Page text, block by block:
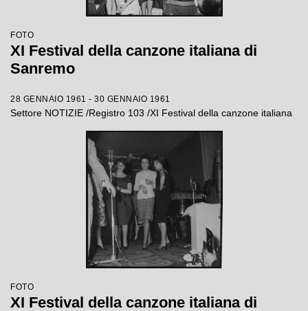
FOTO
XI Festival della canzone italiana di
Sanremo
28 GENNAIO 1961 - 30 GENNAIO 1961
Settore NOTIZIE /Registro 103 /XI Festival della canzone italiana
FOTO
XI Festival della canzone italiana di